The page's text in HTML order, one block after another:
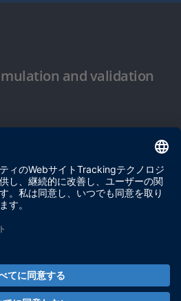
and validation